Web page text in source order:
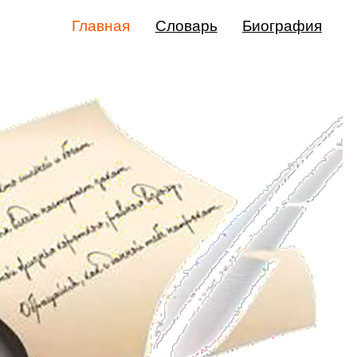
Главная Словарь Биография